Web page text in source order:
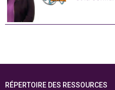
RÉPERTOIRE DES RESSOURCES